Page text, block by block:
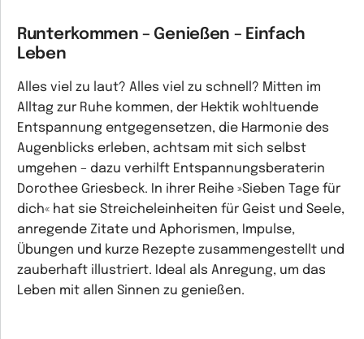
Runterkommen – Genießen – Einfach
Leben
Alles viel zu laut? Alles viel zu schnell? Mitten im
Alltag zur Ruhe kommen, der Hektik wohltuende
Entspannung entgegensetzen, die Harmonie des
Augenblicks erleben, achtsam mit sich selbst
umgehen – dazu verhilft Entspannungsberaterin
Dorothee Griesbeck. In ihrer Reihe »Sieben Tage für
dich« hat sie Streicheleinheiten für Geist und Seele,
anregende Zitate und Aphorismen, Impulse,
Übungen und kurze Rezepte zusammengestellt und
zauberhaft illustriert. Ideal als Anregung, um das
Leben mit allen Sinnen zu genießen.